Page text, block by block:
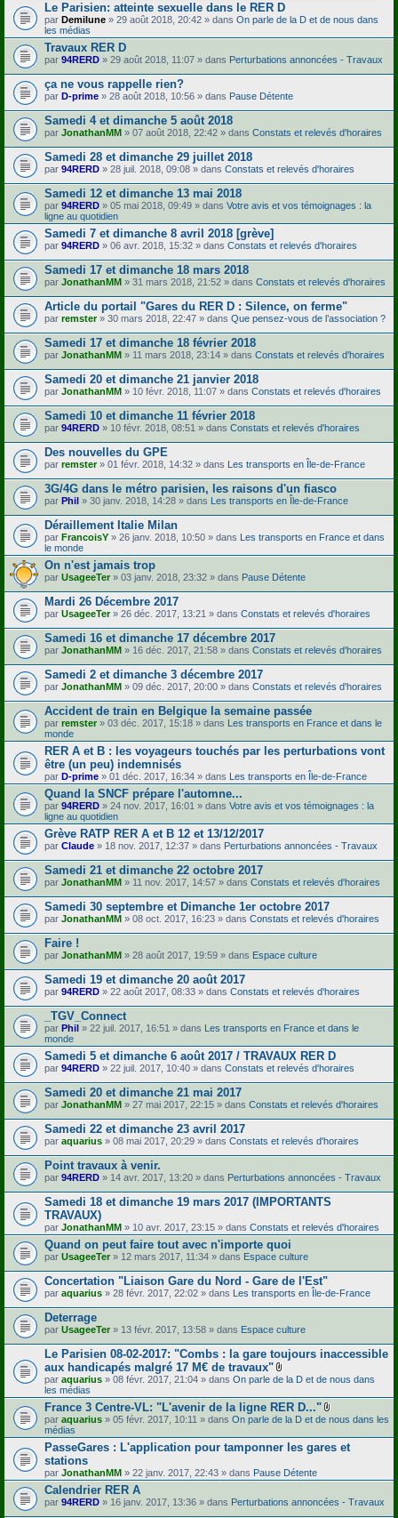
Le Parisien: atteinte sexuelle dans le RER D
par Demilune » 29 août 2018, 20:42 » dans On parle de la D et de nous dans
les médias
Travaux RER D
par 94RERD » 29 août 2018, 11:07 » dans Perturbations annoncées - Travaux
ça ne vous rappelle rien?
par D-prime » 28 août 2018, 10:56 » dans Pause Détente
Samedi 4 et dimanche 5 août 2018
par JonathanMM » 07 août 2018, 22:42 » dans Constats et relevés d'horaires
Samedi 28 et dimanche 29 juillet 2018
par 94RERD » 28 juil. 2018, 09:08 » dans Constats et relevés d'horaires
Samedi 12 et dimanche 13 mai 2018
par 94RERD » 05 mai 2018, 09:49 » dans Votre avis et vos témoignages : la
ligne au quotidien
Samedi 7 et dimanche 8 avril 2018 [grève]
par 94RERD » 06 avr. 2018, 15:32 » dans Constats et relevés d'horaires
Samedi 17 et dimanche 18 mars 2018
par JonathanMM » 31 mars 2018, 21:52 » dans Constats et relevés d'horaires
Article du portail "Gares du RER D : Silence, on ferme"
par remster» 30 mars 2018, 22:47 » dans Que pensez-vous de l’association ?
Samedi 17 et dimanche 18 février 2018
par JonathanMM » 11 mars 2018, 23:14 » dans Constats et relevés d'horaires
Samedi 20 et dimanche 21 janvier 2018
par JonathanMM » 10 févr. 2018, 11:07 » dans Constats et relevés d'horaires
Samedi 10 et dimanche 11 février 2018
par 94RERD » 10 févr. 2018, 08:51 » dans Constats et relevés d'horaires
Des nouvelles du GPE
par remster» 01 févr. 2018, 14:32 » dans Les transports en Île-de-France
3G/4G dans le métro parisien, les raisons d'un fiasco
par Phil » 30 janv. 2018, 14:28 » dans Les transports en Île-de-France
Déraillement Italie Milan
par FrancoisY » 26 janv. 2018, 10:50 » dans
Les transports en France et dans
le monde
On n'est jamais trop
par UsageeTer » 03 janv. 2018, 23:32 » dans Pause Détente
Mardi 26 Décembre 2017
par UsageeTer» 26 déc. 2017, 13:21 » dans Constats et relevés d'horaires
Samedi 16 et dimanche 17 décembre 2017
par JonathanMM » 16 déc. 2017, 21:58 » dans Constats et relevés d'horaires
Samedi 2 et dimanche 3 décembre 2017
par JonathanMM » 09 déc. 2017, 20:00 » dans Constats et relevés d'horaires
Accident de train en Belgique la semaine passée
par remster » 03 déc. 2017, 15:18 » dans
Les transports en France et dans le
monde
RER A et B : les voyageurs touchés par les perturbations vont
être (un peu) indemnisés
par D-prime » 01 déc. 2017, 16:34 » dans Les transports en Île-de-France
Quand la SNCF prépare l'automne...
par 94RERD » 24 nov. 2017, 16:01 » dans Votre avis et vos témoignages : la
ligne au quotidien
Grève RATP RER A et B 12 et 13/12/2017
par Claude » 18 nov. 2017, 12:37 » dans Perturbations annoncées - Travaux
Samedi 21 et dimanche 22 octobre 2017
par JonathanMM » 11 nov. 2017, 14:57 » dans Constats et relevés d'horaires
Samedi 30 septembre et Dimanche 1er octobre 2017
par JonathanMM » 08 oct. 2017, 16:23 » dans Constats et relevés d'horaires
Faire !
par JonathanMM » 28 août 2017, 19:59 » dans Espace culture
Samedi 19 et dimanche 20 août 2017
par 94RERD » 22 août 2017, 08:33 » dans Constats et relevés d'horaires
_TGV_Connect
par Phil » 22 juil. 2017, 16:51 » dans
Les transports en France et dans le
monde
Samedi 5 et dimanche 6 août 2017 / TRAVAUX RER D
par 94RERD » 22 juil. 2017, 10:40 » dans Constats et relevés d'horaires
Samedi 20 et dimanche 21 mai 2017
par JonathanMM » 27 mai 2017, 22:15 » dans Constats et relevés d'horaires
Samedi 22 et dimanche 23 avril 2017
par aquarius » 08 mai 2017, 20:29 » dans Constats et relevés d'horaires
Point travaux à venir.
par 94RERD » 14 avr. 2017, 13:20 » dans Perturbations annoncées - Travaux
Samedi 18 et dimanche 19 mars 2017 (IMPORTANTS
TRAVAUX)
par JonathanMM » 10 avr. 2017, 23:15 » dans Constats et relevés d'horaires
Quand on peut faire tout avec n'importe quoi
par UsageeTer » 12 mars 2017, 11:34 » dans Espace culture
Concertation "Liaison Gare du Nord - Gare de l'Est"
par aquarius » 28 févr. 2017, 22:02 » dans Les transports en Île-de-France
Deterrage
par UsageeTer » 13 févr. 2017, 13:58 » dans Espace culture
Le Parisien 08-02-2017: "Combs : la gare toujours inaccessible
aux handicapés malgré 17 M€ de travaux"
F
c
h
r
)
j
i
n
par aquarius » 08 févr. 2017, 21:04 » dans On parle de la D et de nous dans
les médias
France 3 Centre-VL: "L'avenir de la ligne RER D..."
F
c
h
r
s
par aquarius » 05 févr. 2017, 10:11 » dans On parle de la D et de nous dans les
médias
PasseGares : L'application pour tamponner les gares et
stations
par JonathanMM » 22 janv. 2017, 22:43 » dans Pause Détente
Calendrier RER A
par 94RERD » 16 janv. 2017, 13:36 » dans Perturbations annoncées - Travaux